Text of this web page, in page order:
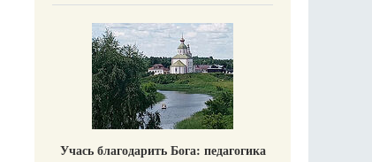
Учась благодарить Бога: педагогика